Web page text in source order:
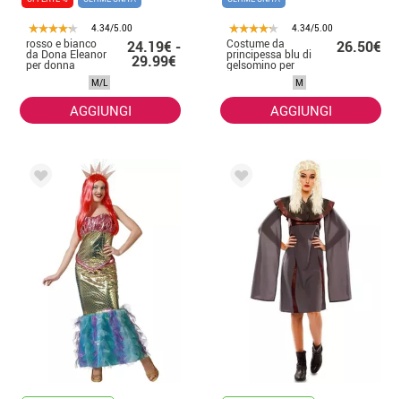
4.34/5.00
rosso e bianco
da Dona Eleanor
per donna
24.19€ -
29.99€
M/L
AGGIUNGI
4.34/5.00
Costume da
principessa blu di
gelsomino per
donna
26.50€
M
AGGIUNGI